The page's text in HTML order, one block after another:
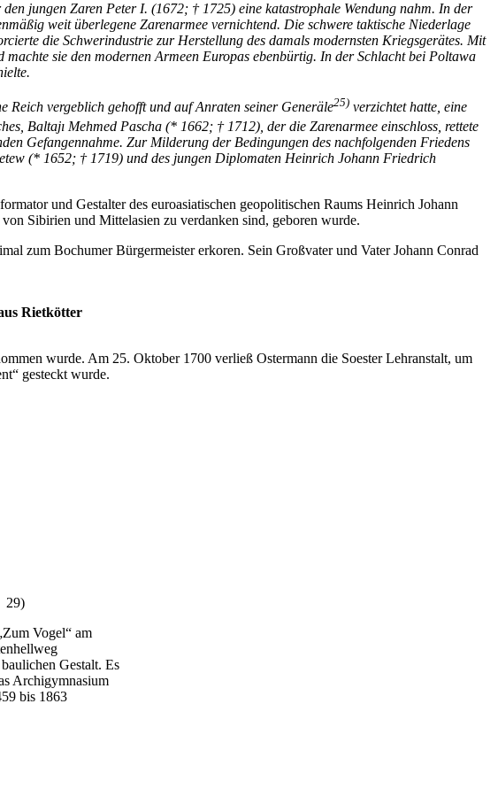
jungen Zaren Peter I. (1672; † 1725) eine katastrophale Wendung nahm. In der
weit überlegene Zarenarmee vernichtend. Die schwere taktische Niederlage
die Schwerindustrie zur Herstellung des damals modernsten Kriegsgerätes. Mit
sie den modernen Armeen Europas ebenbürtig. In der Schlacht bei Poltawa
Reich vergeblich gehofft und auf Anraten seiner Generäle25) verzichtet hatte, eine
Baltajı Mehmed Pascha (* 1662; † 1712), der die Zarenarmee einschloss, rettete
Gefangennahme. Zur Milderung der Bedingungen des nachfolgenden Friedens
(* 1652; † 1719) und des jungen Diplomaten Heinrich Johann Friedrich
und Gestalter des euroasiatischen geopolitischen Raums Heinrich Johann
Sibirien und Mittelasien zu verdanken sind, geboren wurde.
zum Bochumer Bürgermeister erkoren. Sein Großvater und Vater Johann Conrad
Rietkötter
wurde. Am 25. Oktober 1700 verließ Ostermann die Soester Lehranstalt, um
gesteckt wurde.
29)
Vogel“ am
Gestalt. Es
Archigymnasium
bis 1863